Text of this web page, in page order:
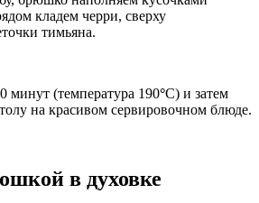
кладем черри, сверху
тимьяна.
минут (температура 190°С) и затем
на красивом сервировочном блюде.
в духовке